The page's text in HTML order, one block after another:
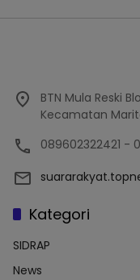
BTN Mula Reski
Kecamatan
089602322421 -
Kategori
SIDRAP
News